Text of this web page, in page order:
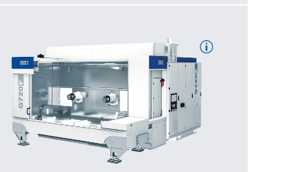
Curso de usinagem: 1.450/1.200/1.035
no eixo X/Y/Z (mm)
Velocidades (máx.): 80/50/100
no eixo X/Y/Z (m/min)